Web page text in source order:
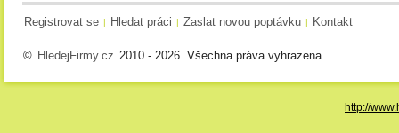
Registrovat se | Hledat práci | Zaslat novou poptávku | Kontakt
© HledejFirmy.cz 2010 - 2026. Všechna práva vyhrazena.
http://